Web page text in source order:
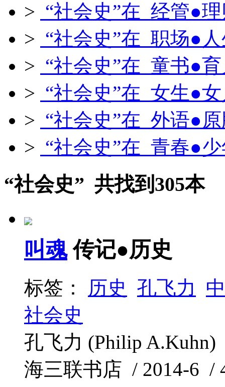
> “社会史”在 经管●
> “社会史”在 职场●
> “社会史”在 童书●
> “社会史”在 女生●
> “社会史”在 外语●
> “社会史”在 青春●
“社会史” 共找到305本
叫魂 传记●历史
标签： 历史 孔飞力
社会史
孔飞力 (Philip A.Kuhn)
海三联书店 / 2014-6 /